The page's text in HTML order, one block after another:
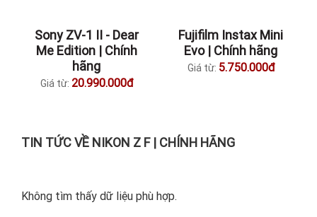
Sony ZV-1 II - Dear
Me Edition | Chính
hãng
Giá từ: 20.990.000đ
Fujifilm Instax Mini
Evo | Chính hãng
Giá từ: 5.750.000đ
TIN TỨC VỀ NIKON Z F | CHÍNH HÃNG
Không tìm thấy dữ liệu phù hợp.